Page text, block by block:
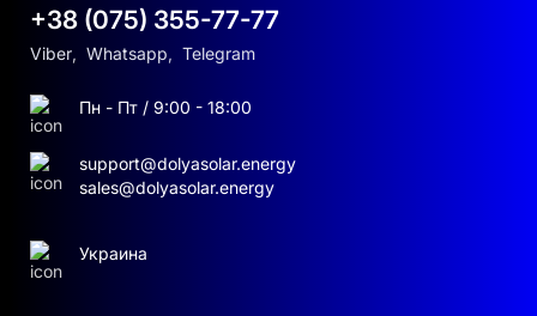
+38 (075) 355-77-77
Viber, Whatsapp, Telegram
Пн - Пт / 9:00 - 18:00
support@dolyasolar.energy
sales@dolyasolar.energy
Украина